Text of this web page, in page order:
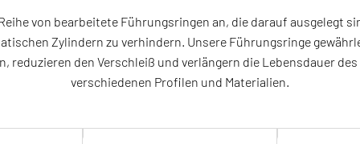
von bearbeitete Führungsringen an, die darauf ausgelegt
Zylindern zu verhindern. Unsere Führungsringe
reduzieren den Verschleiß und verlängern die Lebensdauer
verschiedenen Profilen und Materialien.